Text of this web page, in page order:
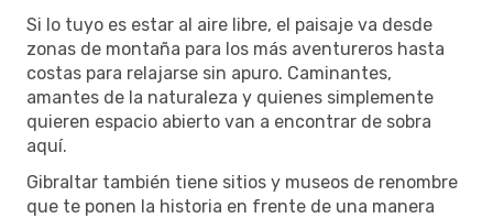
Si lo tuyo es estar al aire libre, el paisaje va desde
zonas de montaña para los más aventureros hasta
costas para relajarse sin apuro. Caminantes,
amantes de la naturaleza y quienes simplemente
quieren espacio abierto van a encontrar de sobra
aquí.
Gibraltar también tiene sitios y museos de renombre
que te ponen la historia en frente de una manera